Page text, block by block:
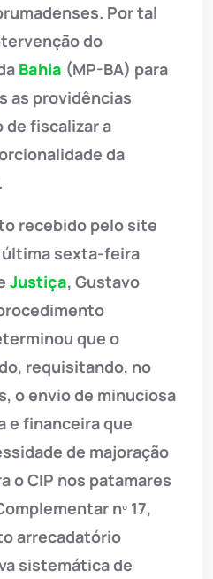
Por tal
do
Bahia (MP-BA) para
as providências
fiscalizar a
da
recebido pelo site
sexta-feira
Justiça, Gustavo
que o
requisitando, no
o envio de minuciosa
e financeira que
de majoração
o CIP nos patamares
nº 17,
arrecadatório
sistemática de